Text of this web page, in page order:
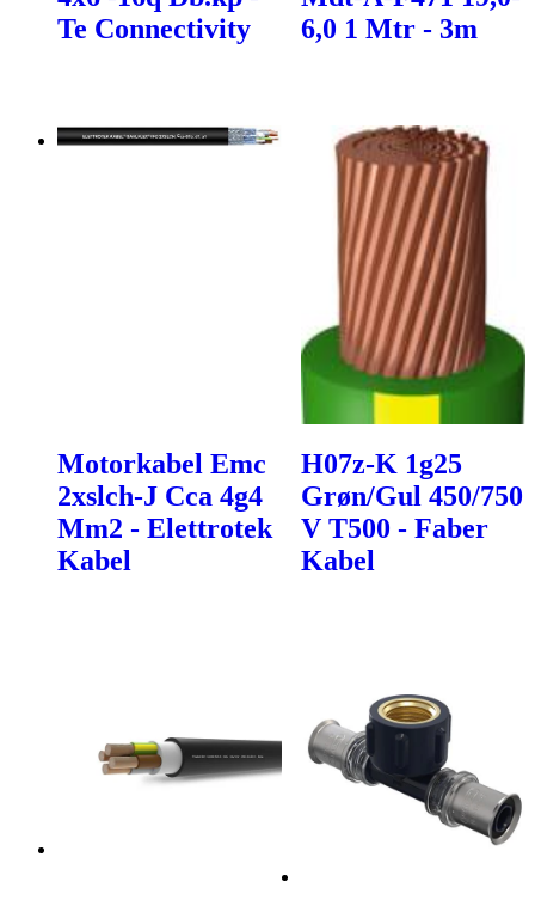
Te Connectivity
6,0 1 Mtr - 3m
Motorkabel Emc
2xslch-J Cca 4g4
Mm2 - Elettrotek
Kabel
H07z-K 1g25
Grøn/Gul 450/750
V T500 - Faber
Kabel